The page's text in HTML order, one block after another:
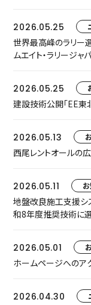
2026.05.25
世界最高峰のラリー
ムエイト・ラリージャ
2026.05.25
建設技術公開「EE東
2026.05.13
西尾レントオールの
2026.05.11
地盤改良施工支援シ
和8年度推奨技術に
2026.05.01
ホームページへのア
2026.04.30